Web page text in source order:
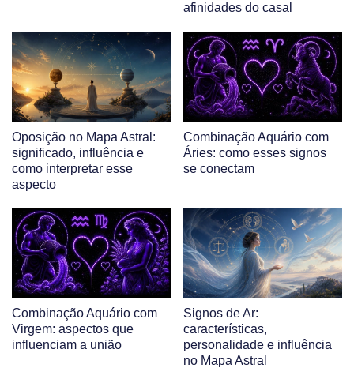
afinidades do casal
Oposição no Mapa Astral:
significado, influência e
como interpretar esse
aspecto
Combinação Aquário com
Áries: como esses signos
se conectam
Combinação Aquário com
Virgem: aspectos que
influenciam a união
Signos de Ar:
características,
personalidade e influência
no Mapa Astral